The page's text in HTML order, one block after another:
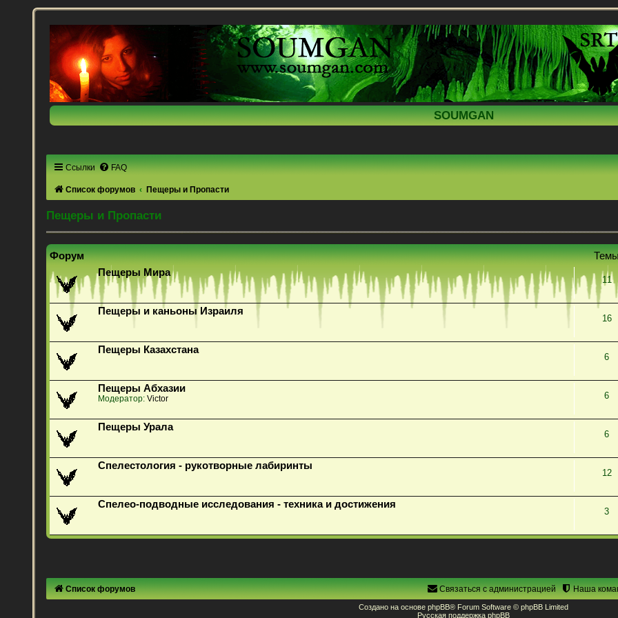
SOUMGAN
Ссылки FAQ
Список форумов Пещеры и Пропасти
Пещеры и Пропасти
Форум
Пещеры Мира
11
Пещеры и каньоны Израиля
16
Пещеры Казахстана
6
Пещеры Абхазии
Модератор: Victor 6
Пещеры Урала
6
Спелестология - рукотворные лабиринты
12
Спелео-подводные исследования - техника и достижения
3
Список форумов Наша
Связаться с администрацией
Создано на основе phpBB® Forum Software © phpBB Limited
Русская поддержка phpBB